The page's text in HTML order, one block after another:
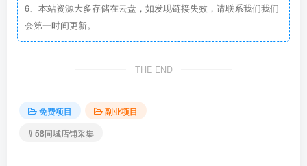
6、本站资源大多存储在云盘，如发现链接失效，请联系我们我们
会第一时间更新。
THE END
免费项目
副业项目
# 58同城店铺采集